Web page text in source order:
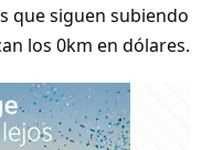
que siguen subiendo
los 0km en dólares.